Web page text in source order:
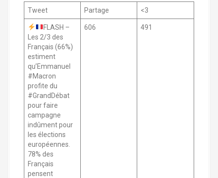
Tweet Partage <3
FLASH –
Les 2/3 des
Français (66%)
estiment
qu’Emmanuel
#Macron
profite du
#GrandDébat
pour faire
campagne
indûment pour
les élections
européennes.
78% des
Français
pensent
606 491